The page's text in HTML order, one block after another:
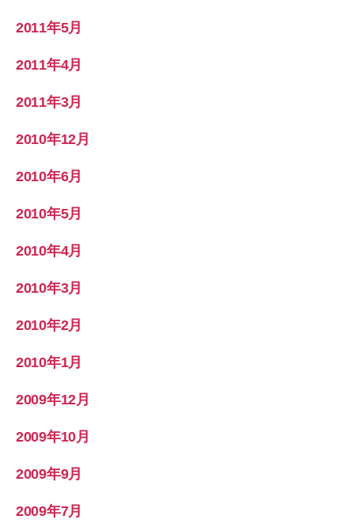
2011年5月
2011年4月
2011年3月
2010年12月
2010年6月
2010年5月
2010年4月
2010年3月
2010年2月
2010年1月
2009年12月
2009年10月
2009年9月
2009年7月